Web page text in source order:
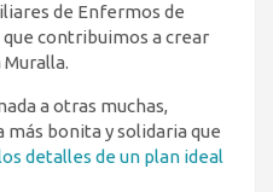
de Enfermos de
que contribuimos a crear
a otras muchas,
más bonita y solidaria que
detalles de un plan ideal